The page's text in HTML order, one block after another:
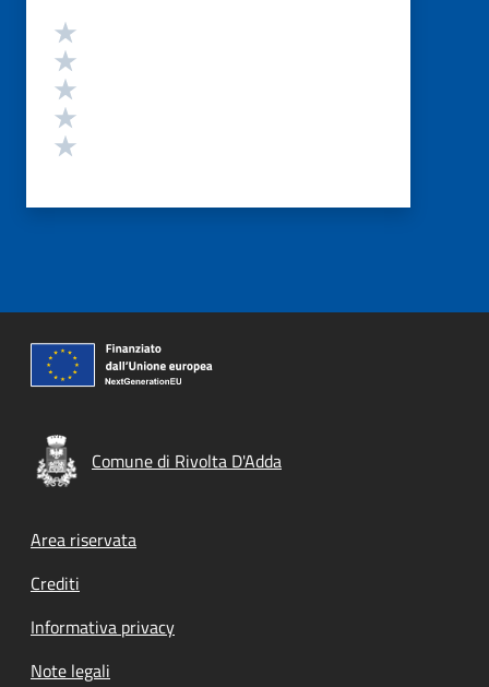
Valutazione
Comune di Rivolta D'Adda
Footer menu
Area riservata
Crediti
Informativa privacy
Note legali